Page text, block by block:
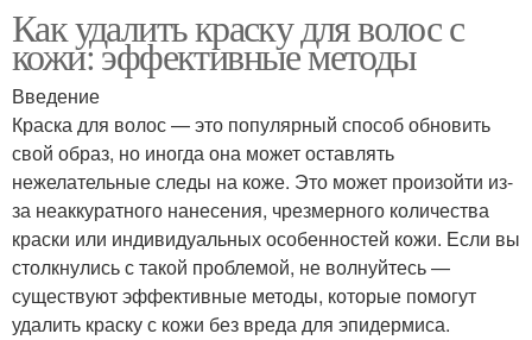
Как удалить краску для волос с
кожи: эффективные методы
Введение
Краска для волос — это популярный способ обновить
свой образ, но иногда она может оставлять
нежелательные следы на коже. Это может произойти из-
за неаккуратного нанесения, чрезмерного количества
краски или индивидуальных особенностей кожи. Если вы
столкнулись с такой проблемой, не волнуйтесь —
существуют эффективные методы, которые помогут
удалить краску с кожи без вреда для эпидермиса.